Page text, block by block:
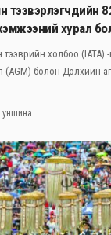
тээвэрлэгчдийн
хурал
холбоо (IATA)
(AGM) болон Дэлхийн
уншина